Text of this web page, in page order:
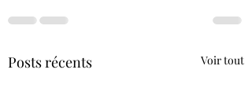
Posts récents Voir tout